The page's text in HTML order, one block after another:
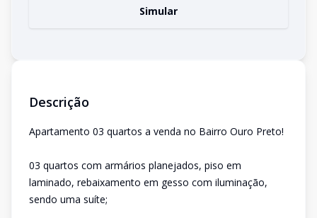
Simular
Descrição
Apartamento 03 quartos a venda no Bairro Ouro Preto!
03 quartos com armários planejados, piso em
laminado, rebaixamento em gesso com iluminação,
sendo uma suíte;